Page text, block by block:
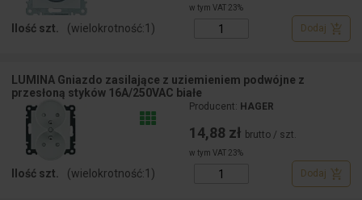
w tym VAT 23%
Ilość szt. (wielokrotność:1 ) Dodaj
LUMINA Gniazdo zasilające z uziemieniem podwójne z
przesłoną styków 16A/250VAC białe
Producent: HAGER
14,88 zł brutto / szt.
w tym VAT 23%
Ilość szt. (wielokrotność:1 ) Dodaj